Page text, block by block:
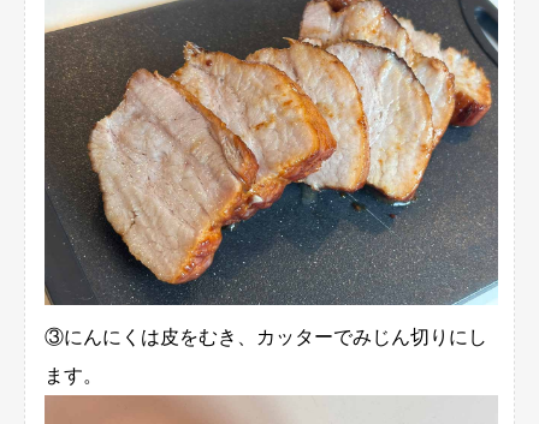
③にんにくは皮をむき、カッターでみじん切りにし
ます。